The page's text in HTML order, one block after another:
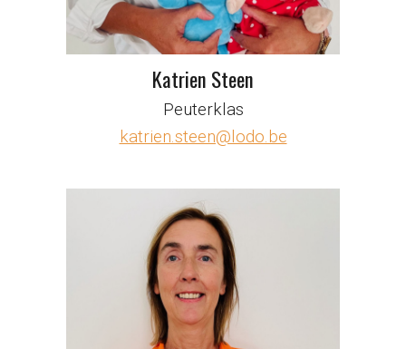
Katrien Steen
Peuterklas
katrien.steen@lodo.be